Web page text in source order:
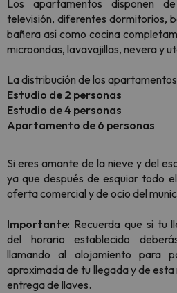
Los apartamentos disponen
televisión, diferentes dormitorios,
bañera así como cocina
microondas, lavavajillas, nevera y
La distribución de los
Estudio de 2 personas
Estudio de 4 personas
Apartamento de 6 personas
Si eres amante de la nieve y del
ya que después de esquiar todo
oferta comercial y de ocio del
Importante: Recuerda que si tu
del horario establecido
llamando al alojamiento para
aproximada de tu llegada y de
entrega de llaves.